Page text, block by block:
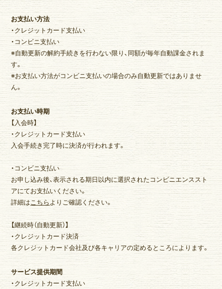
お支払い方法
・クレジットカード支払い
・コンビニ支払い
※自動更新の解約手続きを行わない限り、同額が毎年自動課金されま
す。
※お支払い方法がコンビニ支払いの場合のみ自動更新ではありませ
ん。
お支払い時期
【入会時】
・クレジットカード支払い
入会手続き完了時に決済が行われます。
・コンビニ支払い
お申し込み後、表示される期日以内に選択されたコンビニエンススト
アにてお支払いください。
詳細はこちらよりご確認ください。
【継続時（自動更新）】
・クレジットカード決済
各クレジットカード会社及び各キャリアの定めるところによります。
サービス提供期間
・クレジットカード支払い